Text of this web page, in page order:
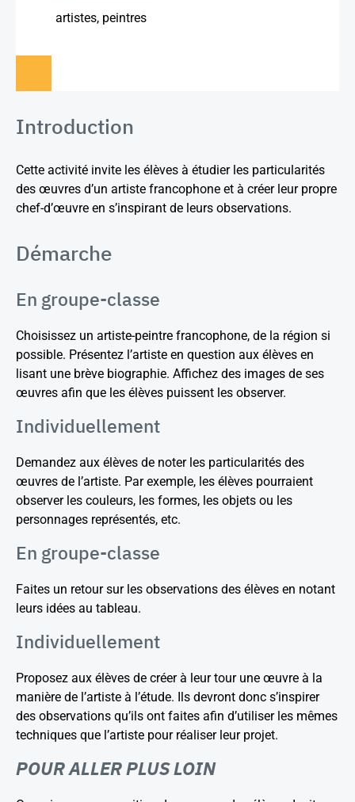
artistes, peintres
Introduction
Cette activité invite les élèves à étudier les particularités
des œuvres d’un artiste francophone et à créer leur propre
chef-d’œuvre en s’inspirant de leurs observations.
Démarche
En groupe-classe
Choisissez un artiste-peintre francophone, de la région si
possible. Présentez l’artiste en question aux élèves en
lisant une brève biographie. Affichez des images de ses
œuvres afin que les élèves puissent les observer.
Individuellement
Demandez aux élèves de noter les particularités des
œuvres de l’artiste. Par exemple, les élèves pourraient
observer les couleurs, les formes, les objets ou les
personnages représentés, etc.
En groupe-classe
Faites un retour sur les observations des élèves en notant
leurs idées au tableau.
Individuellement
Proposez aux élèves de créer à leur tour une œuvre à la
manière de l’artiste à l’étude. Ils devront donc s’inspirer
des observations qu’ils ont faites afin d’utiliser les mêmes
techniques que l’artiste pour réaliser leur projet.
POUR ALLER PLUS LOIN